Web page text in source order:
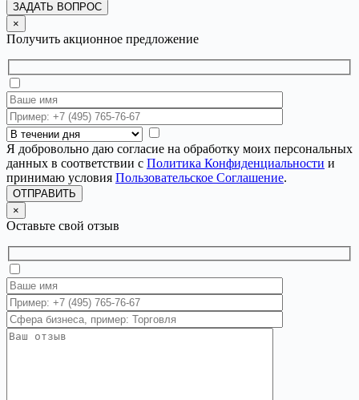
ЗАДАТЬ ВОПРОС
×
Получить акционное предложение
Я добровольно даю согласие на обработку моих персональных
данных в соответствии с Политика Конфиденциальности и
принимаю условия Пользовательское Соглашение.
ОТПРАВИТЬ
×
Оставьте свой отзыв